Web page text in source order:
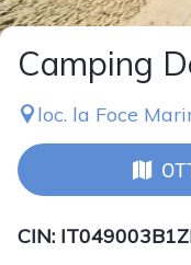
Camping
loc. la Foce
CIN: